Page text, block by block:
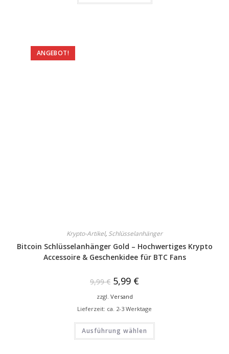
ANGEBOT!
Krypto-Artikel, Schlüsselanhänger
Bitcoin Schlüsselanhänger Gold – Hochwertiges Krypto
Accessoire & Geschenkidee für BTC Fans
9,99€ 5,99 €
zzgl. Versand
Lieferzeit: ca. 2-3 Werktage
Ausführung wählen